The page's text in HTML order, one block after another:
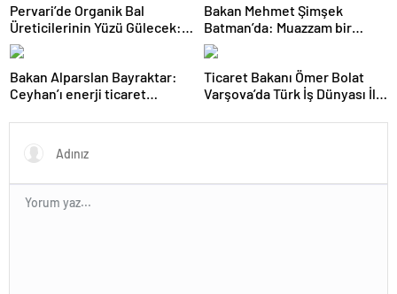
Pervari’de Organik Bal
Üreticilerinin Yüzü Gülecek:
Bu Yıl Rekolte İyi Seviyede
Bekleniyor
Bakan Mehmet Şimşek
Batman’da: Muazzam bir
hizmet fırtınası var
Bakan Alparslan Bayraktar:
Ceyhan’ı enerji ticaret
Ticaret Bakanı Ömer Bolat
Varşova’da Türk İş Dünyası İle
Milyar Dolara Ulaştı